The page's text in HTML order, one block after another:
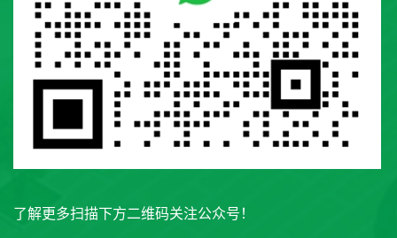
了解更多扫描下方二维码关注公众号！